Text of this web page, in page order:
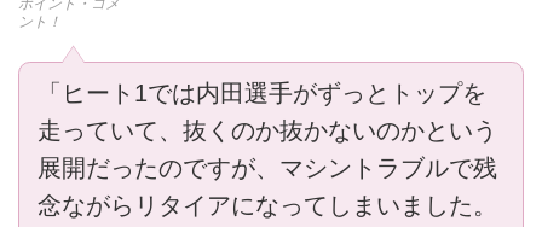
ポイント・コメ
ント！
「ヒート1では内田選手がずっとトップを
走っていて、抜くのか抜かないのかという
展開だったのですが、マシントラブルで残
念ながらリタイアになってしまいました。